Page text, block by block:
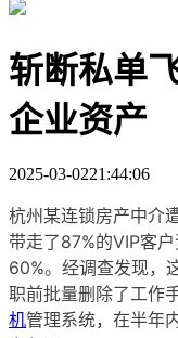
斩断私单
企业资产
2025-03-0221:44:06
杭州某连锁房产中介
带走了87%的VIP客
60%。经调查发现，
职前批量删除了工作
机管理系统，在半年